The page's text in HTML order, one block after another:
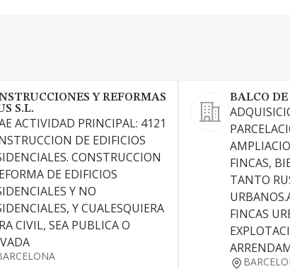
Y REFORMAS
S.L.
ACTIVIDAD PRINCIPAL: 4121
DE EDIFICIOS
CONSTRUCCION
DE EDIFICIOS
Y NO
Y CUALESQUIERA
CIVIL, SEA PUBLICA O
BALCO
FINCAS,
TANTO
FINCAS